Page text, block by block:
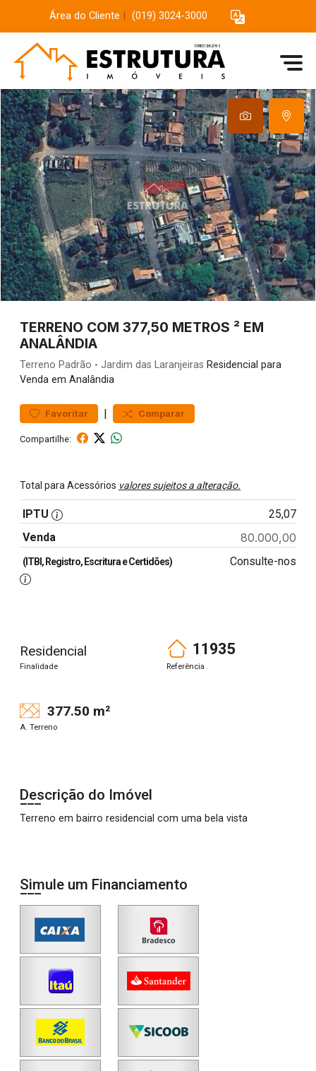
Área do Cliente (019) 3024-3000
TERRENO COM 377,50 METROS ² EM
ANALÂNDIA
Terreno Padrão - Jardim das Laranjeiras Residencial para
Venda em Analândia
Favoritar | Comparar
Compartilhe:
Total para Acessórios valores sujeitos a alteração.
IPTU
25,07
Venda
80.000,00
(ITBI, Registro, Escritura e Certidões) Consulte-nos
Residencial
Finalidade
11935
Referência
377.50 m²
A. Terreno
Descrição do Imóvel
Terreno em bairro residencial com uma bela vista
Simule um Financiamento